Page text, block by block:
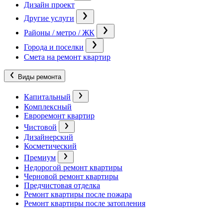
Дизайн проект
Другие услуги
Районы / метро / ЖК
Города и поселки
Смета на ремонт квартир
Виды ремонта
Капитальный
Комплексный
Евроремонт квартир
Чистовой
Дизайнерский
Косметический
Премиум
Недорогой ремонт квартиры
Черновой ремонт квартиры
Предчистовая отделка
Ремонт квартиры после пожара
Ремонт квартиры после затопления